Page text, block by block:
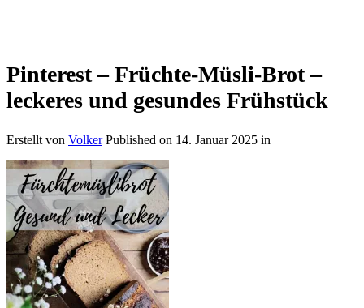
Pinterest – Früchte-Müsli-Brot –
leckeres und gesundes Frühstück
Erstellt von Volker Published on 14. Januar 2025 in